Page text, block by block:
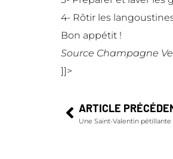
4- Rôtir les
Bon appétit !
Source Champagne
]]>
ARTICLE
Une Saint-Valentin